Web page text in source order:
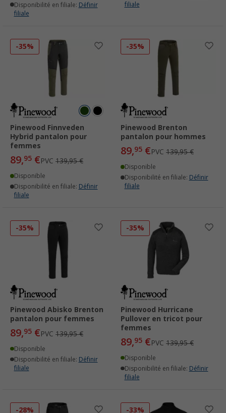
Disponibilité en filiale: Définir
filiale
filiale
-35%
Pinewood Finnveden
Hybrid pantalon pour
femmes
89,95 €PVC 139,95 €
Disponible
Disponibilité en filiale: Définir
filiale
-35%
Pinewood Brenton
pantalon pour hommes
89,95 €PVC 139,95 €
Disponible
Disponibilité en filiale: Définir
filiale
-35%
Pinewood Abisko Brenton
pantalon pour femmes
89,95 €PVC 139,95 €
Disponible
Disponibilité en filiale: Définir
filiale
-35%
Pinewood Hurricane
Pullover en tricot pour
femmes
89,95 €PVC 139,95 €
Disponible
Disponibilité en filiale: Définir
filiale
-28% -33%